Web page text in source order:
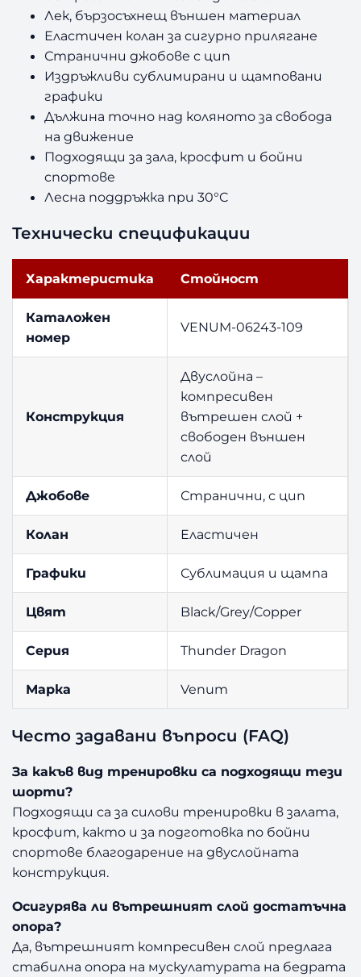
Лек, бързосъхнещ външен материал
Еластичен колан за сигурно прилягане
Странични джобове с цип
Издръжливи сублимирани и щамповани
графики
Дължина точно над коляното за свобода
на движение
Подходящи за зала, кросфит и бойни
спортове
Лесна поддръжка при 30°C
Технически спецификации
Характеристика Стойност
Каталожен
номер
VENUM-06243-109
Конструкция
Двуслойна –
компресивен
вътрешен слой +
свободен външен
слой
Джобове Странични, с цип
Колан Еластичен
Графики Сублимация и щампа
Цвят Black/Grey/Copper
Серия Thunder Dragon
Марка Venum
Често задавани въпроси (FAQ)
За какъв вид тренировки са подходящи тези
шорти?
Подходящи са за силови тренировки в залата,
кросфит, както и за подготовка по бойни
спортове благодарение на двуслойната
конструкция.
Осигурява ли вътрешният слой достатъчна
опора?
Да, вътрешният компресивен слой предлага
стабилна опора на мускулатурата на бедрата